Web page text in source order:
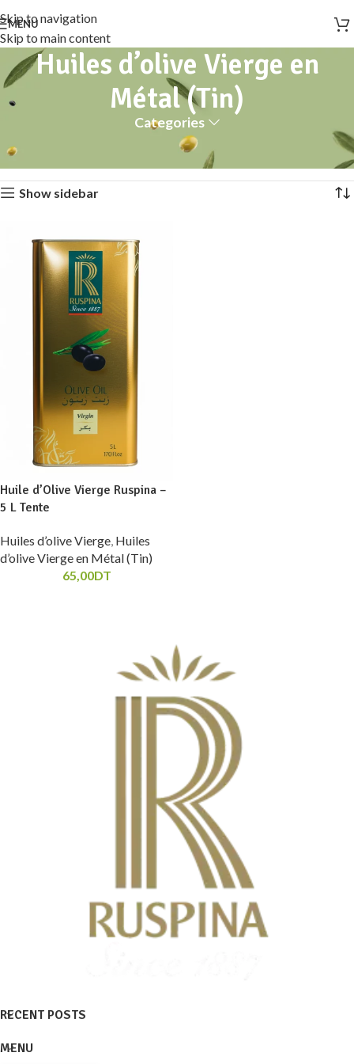
Skip to navigation
Skip to main content
MENU
Huiles d’olive Vierge en
Métal (Tin)
Categories
Huiles d’olive Vierge en Métal (Tin)
Voici le seul résultat
Show sidebar
Huile d’Olive Vierge Ruspina –
5 L Tente
Huiles d’olive Vierge Huiles
d’olive Vierge en Métal (Tin)
65,00DT
RECENT POSTS
MENU